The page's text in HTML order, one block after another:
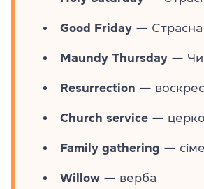
Good Friday — Страсна
Maundy Thursday —
Resurrection —
Church service —
Family gathering —
Willow — верба